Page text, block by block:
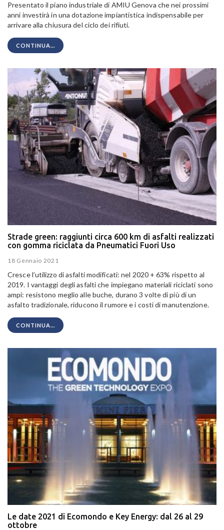
Presentato il piano industriale di AMIU Genova che nei prossimi
anni investirà in una dotazione impiantistica indispensabile per
arrivare alla chiusura del ciclo dei rifiuti.
CONTINUA...
Strade green: raggiunti circa 600 km di asfalti realizzati
con gomma riciclata da Pneumatici Fuori Uso
18 Gennaio 2021
Cresce l’utilizzo di asfalti modificati: nel 2020 + 63% rispetto al
2019. I vantaggi degli asfalti che impiegano materiali riciclati sono
ampi: resistono meglio alle buche, durano 3 volte di più di un
asfalto tradizionale, riducono il rumore e i costi di manutenzione.
CONTINUA...
Le date 2021 di Ecomondo e Key Energy: dal 26 al 29
ottobre